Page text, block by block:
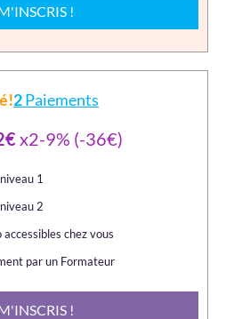
!
2Paiements
x2-9% (-36€)
1
2
chez vous
par un Formateur
!